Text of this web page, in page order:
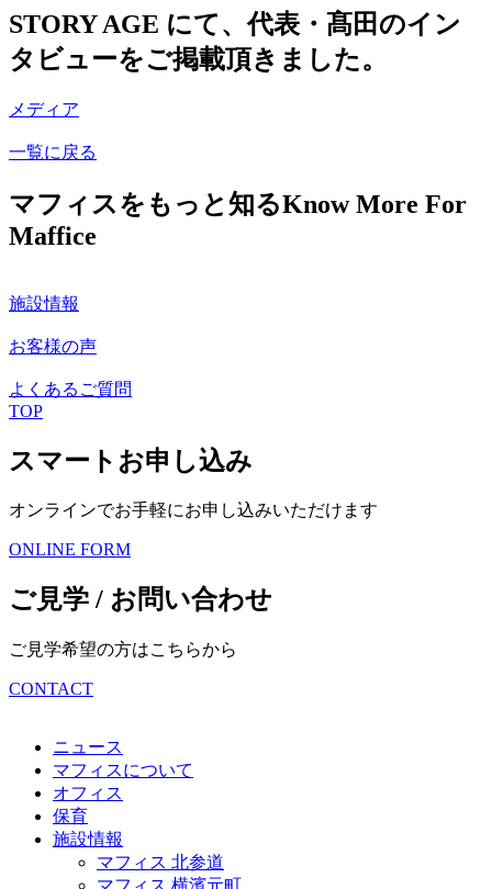
STORY AGE にて、代表・髙田のイン
タビューをご掲載頂きました。
メディア
一覧に戻る
マフィスをもっと知るKnow More For
Maffice
施設情報
お客様の声
よくあるご質問
TOP
スマートお申し込み
オンラインでお手軽にお申し込みいただけます
ONLINE FORM
ご見学 / お問い合わせ
ご見学希望の方はこちらから
CONTACT
ニュース
マフィスについて
オフィス
保育
施設情報
マフィス 北参道